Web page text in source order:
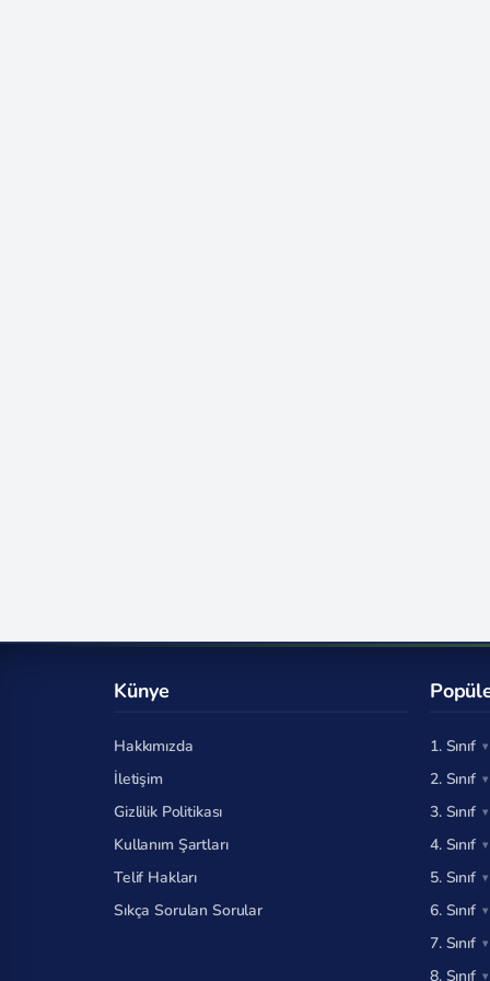
Künye
Hakkımızda
İletişim
Gizlilik Politikası
Kullanım Şartları
Telif Hakları
Sıkça Sorulan Sorular
1. Sınıf
2. Sınıf
3. Sınıf
4. Sınıf
5. Sınıf
6. Sınıf
7. Sınıf
8. Sınıf